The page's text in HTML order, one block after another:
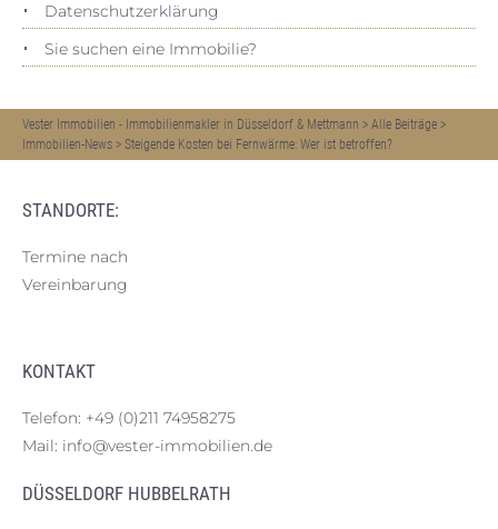
Datenschutz­erklärung
Sie suchen eine Immobilie?
Vester Immobilien - Immobilienmakler in Düsseldorf & Mettmann > Alle Beiträge >
Immobilien-News > Steigende Kosten bei Fernwärme: Wer ist betroffen?
STANDORTE:
Termine nach
Vereinbarung
KONTAKT
Telefon: +49 (0)211 74958275
Mail: info@vester-immobilien.de
DÜSSELDORF HUBBELRATH